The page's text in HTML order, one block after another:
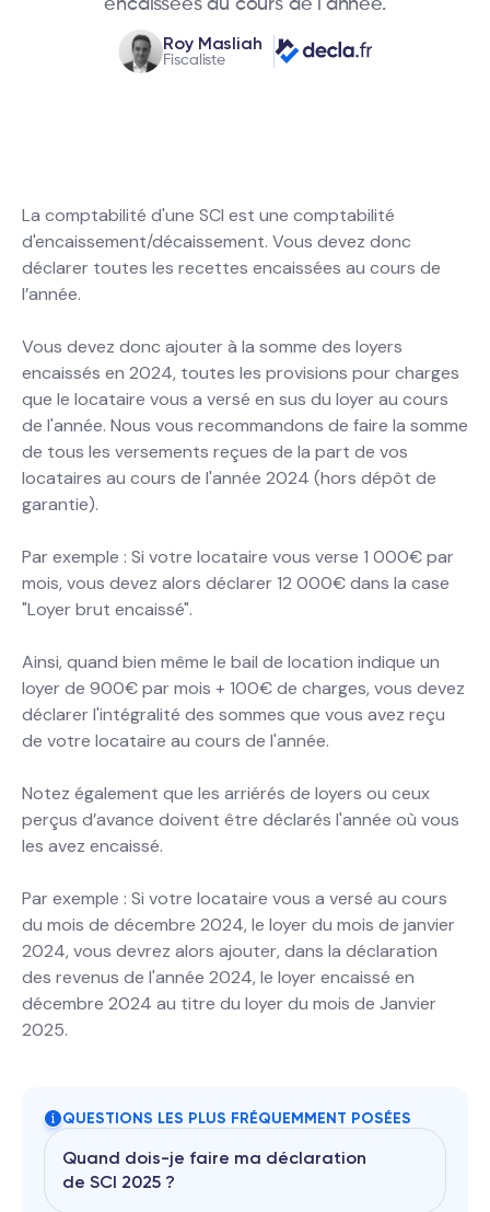
encaissées au cours de l’année.
Roy Masliah
Fiscaliste
La comptabilité d'une SCI est une comptabilité
d'encaissement/décaissement. Vous devez donc
déclarer toutes les recettes encaissées au cours de
l’année.
Vous devez donc ajouter à la somme des loyers
encaissés en 2024, toutes les provisions pour charges
que le locataire vous a versé en sus du loyer au cours
de l'année. Nous vous recommandons de faire la somme
de tous les versements reçues de la part de vos
locataires au cours de l'année 2024 (hors dépôt de
garantie).
Par exemple : Si votre locataire vous verse 1 000€ par
mois, vous devez alors déclarer 12 000€ dans la case
"Loyer brut encaissé".
Ainsi, quand bien même le bail de location indique un
loyer de 900€ par mois + 100€ de charges, vous devez
déclarer l'intégralité des sommes que vous avez reçu
de votre locataire au cours de l'année.
Notez également que les arriérés de loyers ou ceux
perçus d’avance doivent être déclarés l'année où vous
les avez encaissé.
Par exemple : Si votre locataire vous a versé au cours
du mois de décembre 2024, le loyer du mois de janvier
2024, vous devrez alors ajouter, dans la déclaration
des revenus de l'année 2024, le loyer encaissé en
décembre 2024 au titre du loyer du mois de Janvier
2025.
QUESTIONS LES PLUS FRÉQUEMMENT POSÉES
Quand dois-je faire ma déclaration
de SCI 2025 ?